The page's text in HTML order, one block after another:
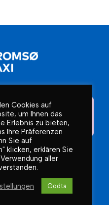
Cookies auf
um Ihnen das
Erlebnis zu bieten,
Ihre Präferenzen
Sie auf
klicken, erklären Sie
aller
Godta